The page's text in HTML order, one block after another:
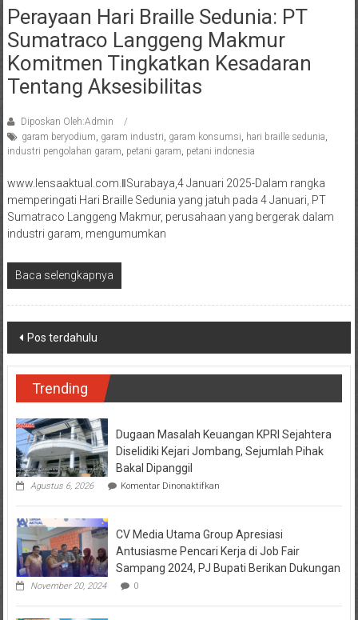
Perayaan Hari Braille Sedunia: PT
Sumatraco Langgeng Makmur
Komitmen Tingkatkan Kesadaran
Tentang Aksesibilitas
Diposkan Oleh:Admin
garam beryodium, garam industri, garam konsumsi, hari braille sedunia,
industri pengolahan garam, petani garam, petani indonesia
www.lensaaktual.com.ǁSurabaya,4 Januari 2025-Dalam rangka
memperingati Hari Braille Sedunia yang jatuh pada 4 Januari, PT
Sumatraco Langgeng Makmur, perusahaan yang bergerak dalam
industri garam, mengumumkan
Baca selengkapnya
Navigasi
pos
Pos terdahulu
Trending
Dugaan Masalah Keuangan KPRI Sejahtera
Diselidiki Kejari Jombang, Sejumlah Pihak
Bakal Dipanggil
Agustus 6, 2026 Komentar Dinonaktifkanpada
Masalah
KPRI
Sejahtera
Diselidiki
Kejari
Pihak
CV Media Utama Group Apresiasi
Antusiasme Pencari Kerja di Job Fair
Sampang 2024, PJ Bupati Berikan Dukungan
November 20, 2024 0